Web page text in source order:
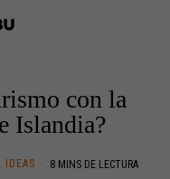
con la
Islandia?
IDEAS 8 MINS DE LECTURA